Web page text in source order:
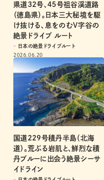
県道32号、45号祖谷渓道路
（徳島県）。日本三大秘境を駆
け抜ける、息をのむV字谷の
絶景ドライブ ルート
日本の絶景ドライブルート
2026.06.20
国道229号積丹半島（北海
道）。荒ぶる岩肌と、鮮烈な積
丹ブルーに出会う絶景シーサ
イドライン